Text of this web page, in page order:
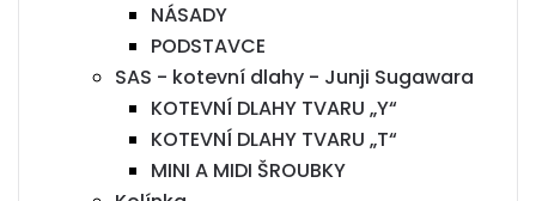
NÁSADY
PODSTAVCE
SAS - kotevní dlahy - Junji Sugawara
KOTEVNÍ DLAHY TVARU „Y“
KOTEVNÍ DLAHY TVARU „T“
MINI A MIDI ŠROUBKY